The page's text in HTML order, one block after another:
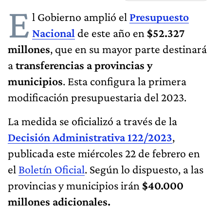
E l Gobierno amplió el Presupuesto
Nacional de este año en $52.327
millones, que en su mayor parte destinará
atransferencias a provincias y
municipios. Esta configura la primera
modificación presupuestaria del 2023.
La medida se oficializó a través de la
Decisión Administrativa 122/2023,
publicada este miércoles 22 de febrero en
el Boletín Oficial. Según lo dispuesto, a las
provincias y municipios irán $40.000
millones adicionales.